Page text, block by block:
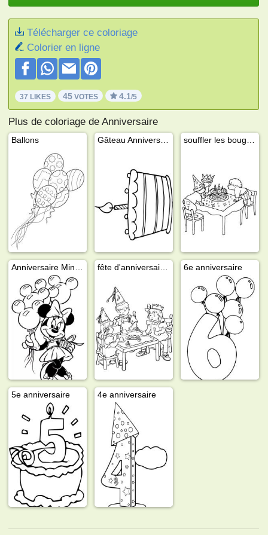
Télécharger ce coloriage
Colorier en ligne
37 LIKES 45 VOTES 4.1/5
Plus de coloriage de Anniversaire
Ballons
6e anniversaire
5e anniversaire 4e anniversaire